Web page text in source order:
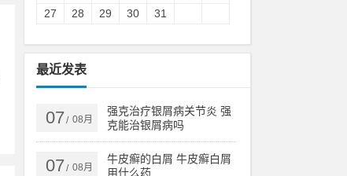
27
28 29 30 31
最近发表
07 / 08月
强克治疗银屑病关节炎 强
克能治银屑病吗
07 / 08月
牛皮癣的白屑 牛皮癣白屑
用什么药